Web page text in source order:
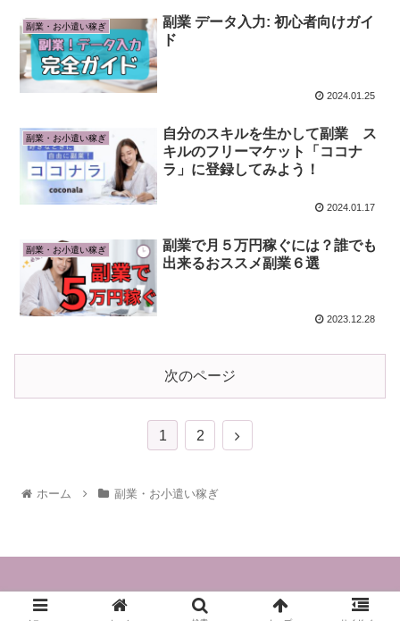
副業・お小遣い稼ぎ
副業 データ入力: 初心者向けガイ
ド
2024.01.25
副業・お小遣い稼ぎ
自分のスキルを生かして副業 ス
キルのフリーマケット「ココナ
ラ」に登録してみよう！
2024.01.17
副業・お小遣い稼ぎ
副業で月５万円稼ぐには？誰でも
出来るおススメ副業６選
2023.12.28
次のページ
1 2
ホーム 副業・お小遣い稼ぎ
Copyright © 2023 mommy's lifestyle All Rights Reserved.